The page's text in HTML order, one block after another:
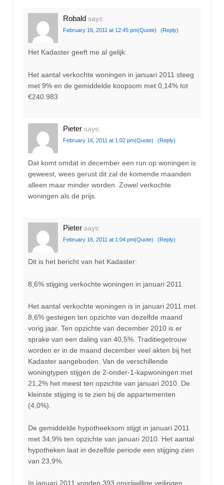
Robald says:
February 16, 2011 at 12:45 pm(Quote) (Reply)
Het Kadaster geeft me al gelijk:
Het aantal verkochte woningen in januari 2011 steeg
met 9% en de gemiddelde koopsom met 0,14% tot
€240.983
Pieter says:
February 16, 2011 at 1:02 pm(Quote) (Reply)
Dat komt omdat in december een run op woningen is
geweest, wees gerust dit zal de komende maanden
alleen maar minder worden. Zowel verkochte
woningen als de prijs.
Pieter says:
February 16, 2011 at 1:04 pm(Quote) (Reply)
Dit is het bericht van het Kadaster:
8,6% stijging verkochte woningen in januari 2011
Het aantal verkochte woningen is in januari 2011 met
8,6% gestegen ten opzichte van dezelfde maand
vorig jaar. Ten opzichte van december 2010 is er
sprake van een daling van 40,5%. Traditiegetrouw
worden er in de maand december veel akten bij het
Kadaster aangeboden. Van de verschillende
woningtypen stijgen de 2-onder-1-kapwoningen met
21,2% het meest ten opzichte van januari 2010. De
kleinste stijging is te zien bij de appartementen
(4,0%).
De gemiddelde hypotheeksom stijgt in januari 2011
met 34,9% ten opzichte van januari 2010. Het aantal
hypotheken laat in dezelfde periode een stijging zien
van 23,9%.
In januari 2011 vonden 393 onvrijwillige veilingen